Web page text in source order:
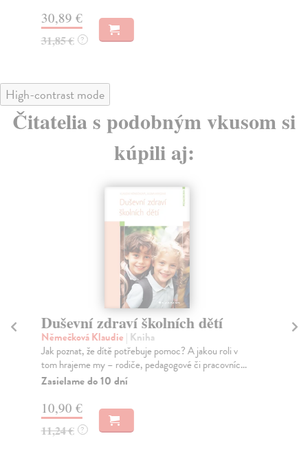
30,89 €
31,85 € ?
High-contrast mode
Čitatelia s podobným vkusom si
kúpili aj:
Duševní zdraví školních dětí
Němečková Klaudie | Kniha
Jak poznat, že dítě potřebuje pomoc? A jakou roli v
tom hrajeme my – rodiče, pedagogové či pracovníc...
Zasielame do 10 dní
10,90 €
11,24 € ?